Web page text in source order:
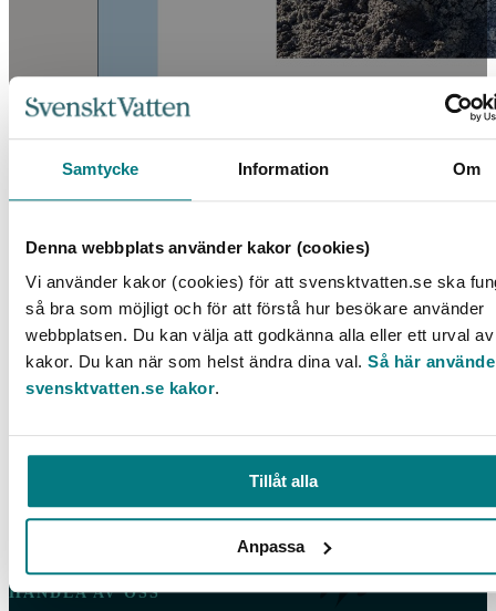
Samtycke Information Om
Denna webbplats använder kakor (cookies)
Vi använder kakor (cookies) för att svensktvatten.se ska
så bra som möjligt och för att förstå hur besökare använder
webbplatsen. Du kan välja att godkänna alla eller ett urval av
kakor. Du kan när som helst ändra dina val. Så här
svensktvatten.se kakor.
Tillåt alla
Anpassa
Livscykelanalys av slamhantering med
LÄS MER
E-post:vattenbokhandeln@exacta.se
HANDLA AV OSS